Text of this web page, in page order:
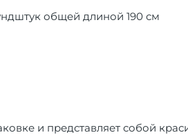
общей длиной 190 см
и представляет собой